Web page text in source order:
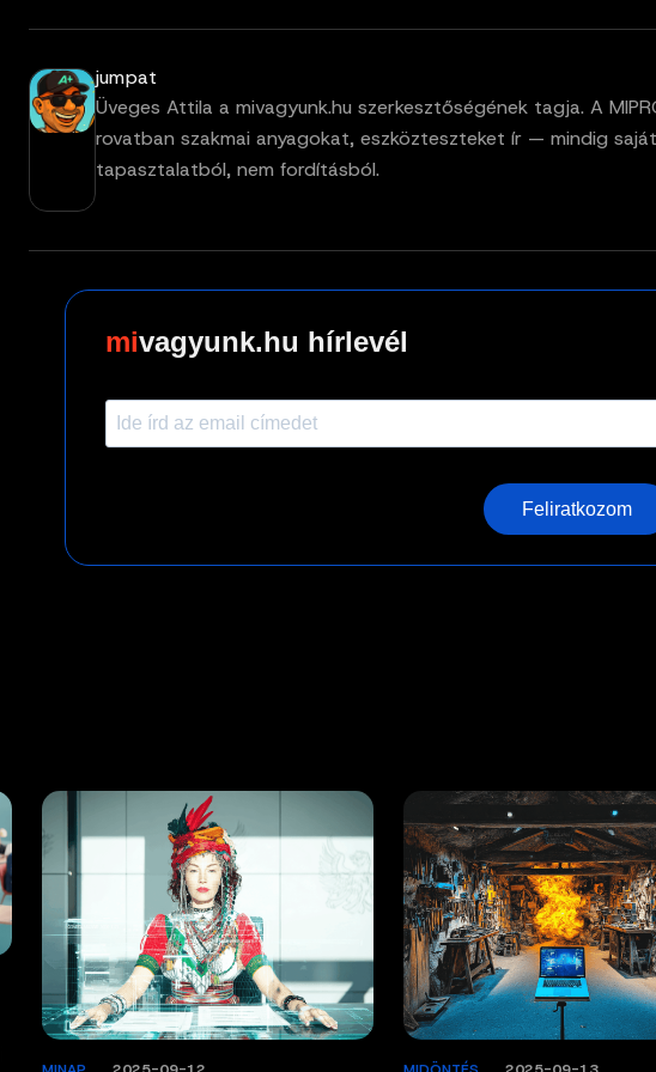
jumpat
Üveges Attila a mivagyunk.hu szerkesztőségének tagja. A
rovatban szakmai anyagokat, eszközteszteket ír — mindig saját
tapasztalatból, nem fordításból.
vagyunk.hu hírlevél
Feliratkozom